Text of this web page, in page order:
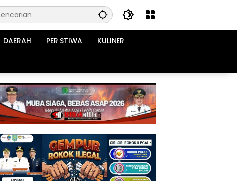
DAERAH PERISTIWA KULINER